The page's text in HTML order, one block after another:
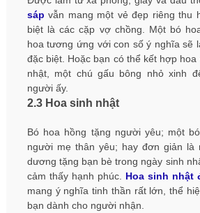
sáp vẫn mang một vẻ đẹp riêng thu
biệt là các cặp vợ chồng. Một bó
hoa tương ứng với con số ý nghĩa sẽ
đặc biệt. Hoặc bạn có thể kết hợp hoa
nhật, một chú gấu bông nhỏ xinh
người ấy.
2.3 Hoa sinh nhật
Bó hoa hồng tặng người yêu; một
người mẹ thân yêu; hay đơn giản là
dương tặng bạn bè trong ngày sinh
cảm thấy hạnh phúc. Hoa sinh nhật
mang ý nghĩa tinh thần rất lớn, thể
bạn dành cho người nhận.